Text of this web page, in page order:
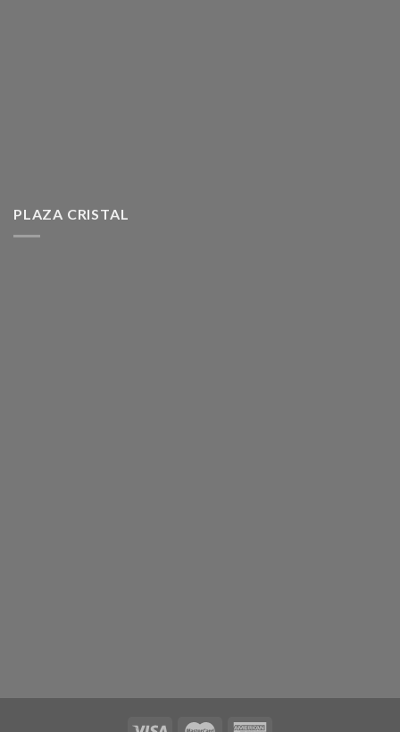
PLAZA CRISTAL